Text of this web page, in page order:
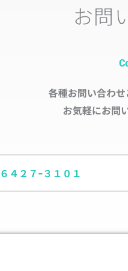
お問
各種お問い合わ
お気軽にお問
４２７ｰ３１０１